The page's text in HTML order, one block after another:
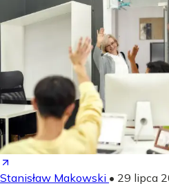
Stanisław Makowski • 29 lipca